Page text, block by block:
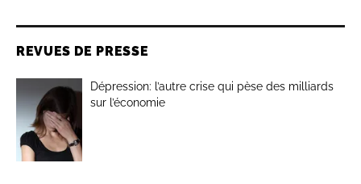
REVUES DE PRESSE
Dépression: l’autre crise qui pèse des milliards
sur l’économie